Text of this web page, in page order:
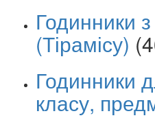
Годинники
(Тірамісу)
Годинники
класу,